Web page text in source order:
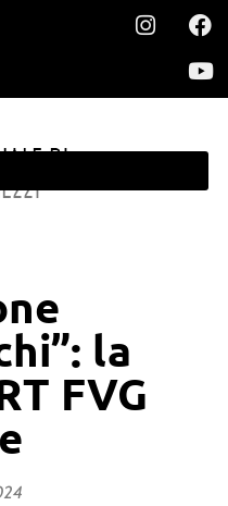
DI
la
FVG